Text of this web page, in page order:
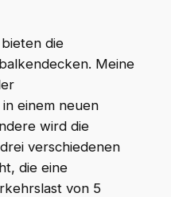
die
Meine
einem neuen
wird die
verschiedenen
die eine
von 5